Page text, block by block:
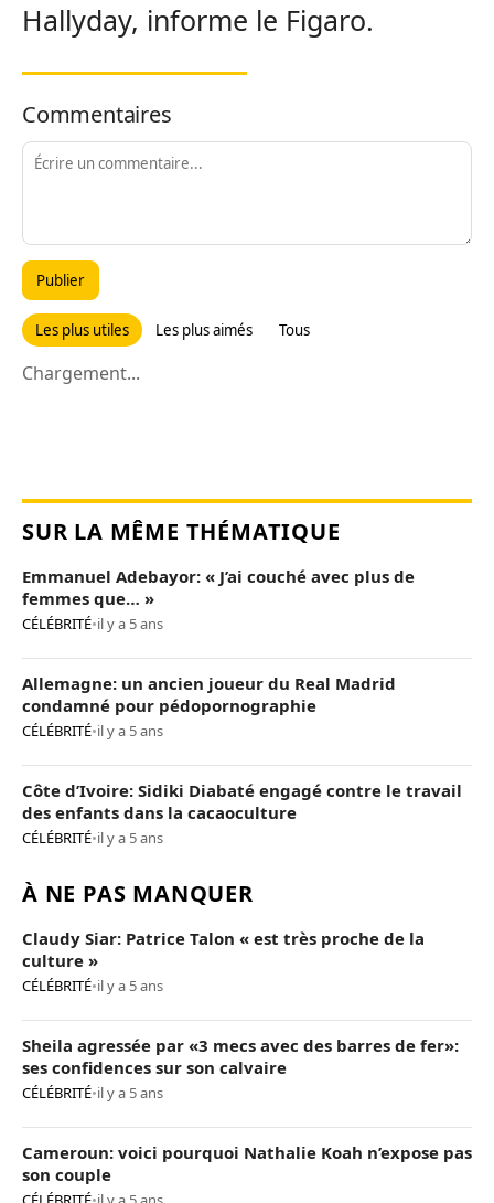
Hallyday, informe le Figaro.
Commentaires
Publier
Les plus utiles Les plus aimés Tous
Chargement...
SUR LA MÊME THÉMATIQUE
Emmanuel Adebayor: « J’ai couché avec plus de
femmes que… »
CÉLÉBRITÉ•il y a 5 ans
Allemagne: un ancien joueur du Real Madrid
condamné pour pédopornographie
CÉLÉBRITÉ•il y a 5 ans
Côte d’Ivoire: Sidiki Diabaté engagé contre le travail
des enfants dans la cacaoculture
CÉLÉBRITÉ•il y a 5 ans
À NE PAS MANQUER
Claudy Siar: Patrice Talon « est très proche de la
culture »
CÉLÉBRITÉ•il y a 5 ans
Sheila agressée par «3 mecs avec des barres de fer»:
ses confidences sur son calvaire
CÉLÉBRITÉ•il y a 5 ans
Cameroun: voici pourquoi Nathalie Koah n’expose pas
son couple